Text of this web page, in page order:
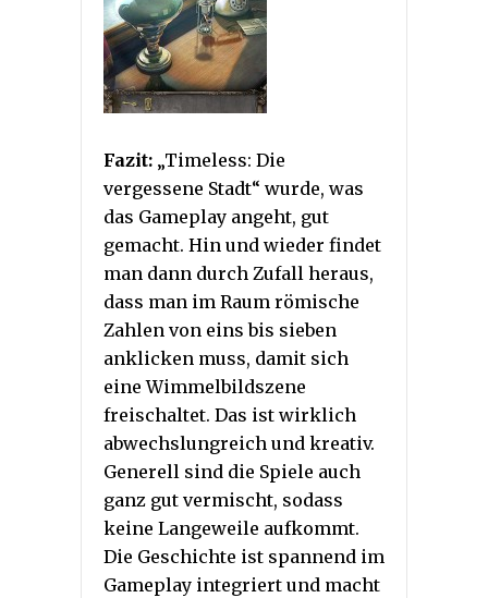
Fazit: „Timeless: Die
vergessene Stadt“ wurde, was
das Gameplay angeht, gut
gemacht. Hin und wieder findet
man dann durch Zufall heraus,
dass man im Raum römische
Zahlen von eins bis sieben
anklicken muss, damit sich
eine Wimmelbildszene
freischaltet. Das ist wirklich
abwechslungreich und kreativ.
Generell sind die Spiele auch
ganz gut vermischt, sodass
keine Langeweile aufkommt.
Die Geschichte ist spannend im
Gameplay integriert und macht